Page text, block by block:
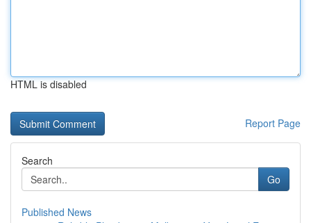
HTML is disabled
Report Page
Search
Go
Published News